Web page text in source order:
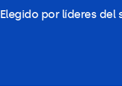
Elegido por líderes del